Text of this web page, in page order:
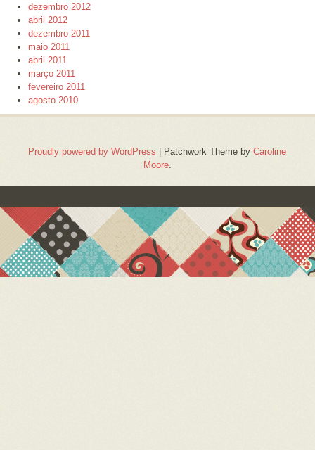
dezembro 2012
abril 2012
dezembro 2011
maio 2011
abril 2011
março 2011
fevereiro 2011
agosto 2010
Proudly powered by WordPress Patchwork Theme byCaroline
Moore